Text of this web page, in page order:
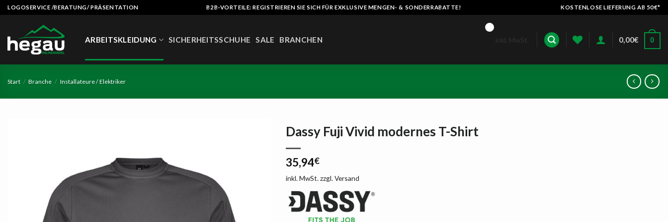
Zum
Inhalt
LOGOSERVICE /BERATUNG/ PRÄSENTATION B2B-VORTEILE: REGISTRIEREN SIE SICH FÜR EXKLUSIVE MENGEN- & SONDERRABATTE! KOSTENLOSE LIEFERUNG AB 50€*
ARBEITSKLEIDUNG SICHERHEITSSCHUHE SALE BRANCHEN inkl. MwSt. 0,00€ 0
Start / Branche / Installateure / Elektriker
Dassy Fuji Vivid modernes T-Shirt
35,94€
inkl. MwSt.zzgl.Versand